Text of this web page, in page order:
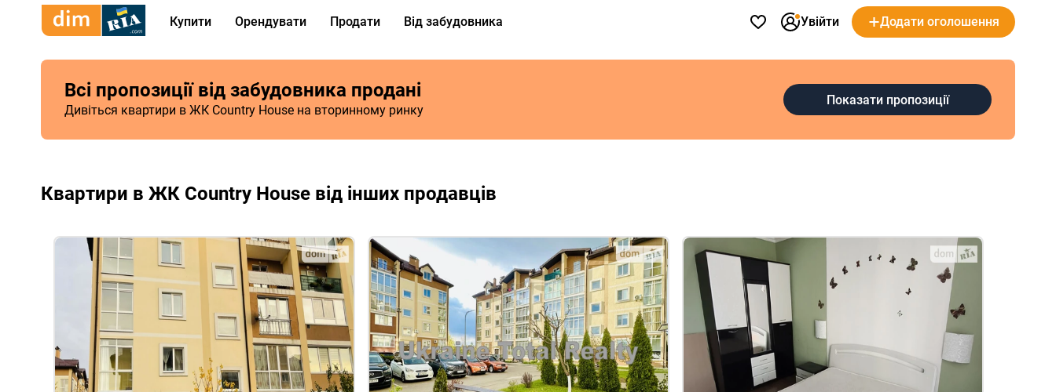
Купити Орендувати Продати Від забудовника Увійти Додати оголошення
Всі пропозиції від забудовника продані
Дивіться квартири в ЖК Country House на вторинному ринку
Показати пропозиції
Квартири в ЖК Country House від інших продавців